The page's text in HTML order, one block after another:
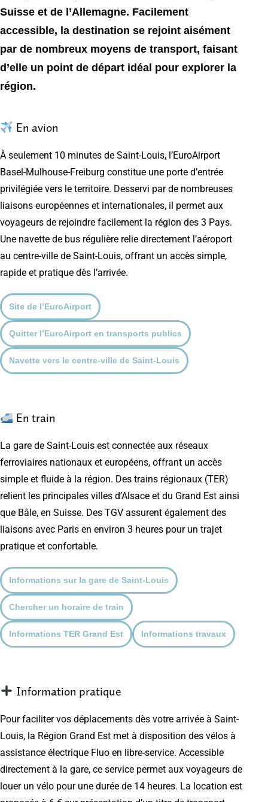
Suisse et de l’Allemagne. Facilement
accessible, la destination se rejoint aisément
par de nombreux moyens de transport, faisant
d’elle un point de départ idéal pour explorer la
région.
En avion
À seulement 10 minutes de Saint-Louis, l’EuroAirport
Basel-Mulhouse-Freiburg constitue une porte d’entrée
privilégiée vers le territoire. Desservi par de nombreuses
liaisons européennes et internationales, il permet aux
voyageurs de rejoindre facilement la région des 3 Pays.
Une navette de bus régulière relie directement l’aéroport
au centre-ville de Saint-Louis, offrant un accès simple,
rapide et pratique dès l’arrivée.
Site de l’EuroAirport
Quitter l’EuroAirport en transports publics
Navette vers le centre-ville de Saint-Louis
En train
La gare de Saint-Louis est connectée aux réseaux
ferroviaires nationaux et européens, offrant un accès
simple et fluide à la région. Des trains régionaux (TER)
relient les principales villes d’Alsace et du Grand Est ainsi
que Bâle, en Suisse. Des TGV assurent également des
liaisons avec Paris en environ 3 heures pour un trajet
pratique et confortable.
Informations sur la gare de Saint-Louis
Chercher un horaire de train
Informations TER Grand Est Informations travaux
Information pratique
Pour faciliter vos déplacements dès votre arrivée à Saint-
Louis, la Région Grand Est met à disposition des vélos à
assistance électrique Fluo en libre-service. Accessible
directement à la gare, ce service permet aux voyageurs de
louer un vélo pour une durée de 14 heures. La location est